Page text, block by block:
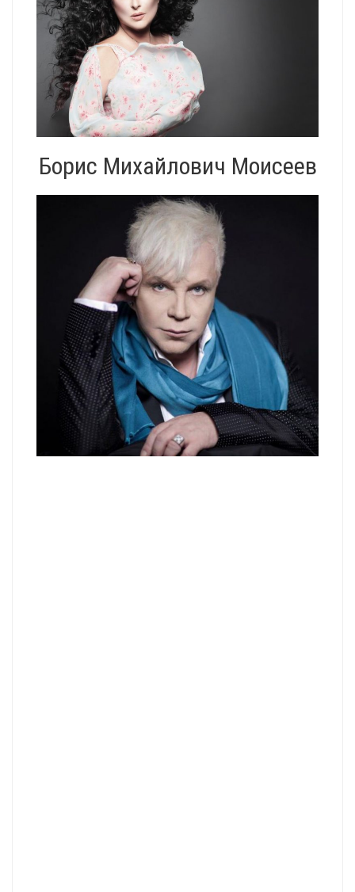
Борис Михайлович Моисеев